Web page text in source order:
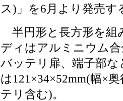
ス)」を6月より発売
半円形と長方形を組
ディはアルミニウム
バッテリ扉、端子部
は121×34×52mm(幅×
テリ含む)。